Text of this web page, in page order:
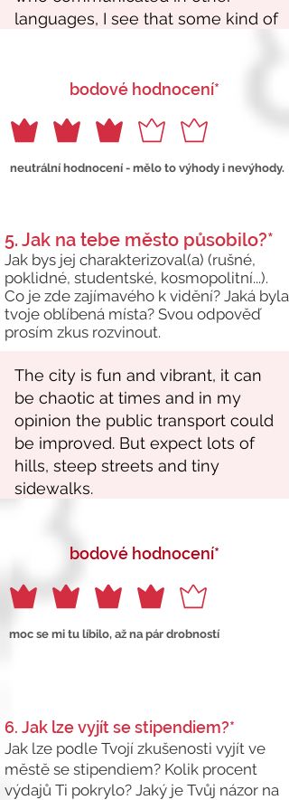
bodové hodnocení*
neutrální hodnocení - mělo to výhody i nevýhody.
5. Jak na tebe město působilo?*
Jak bys jej charakterizoval(a) (rušné,
poklidné, studentské, kosmopolitní...).
Co je zde zajímavého k vidění? Jaká byla
tvoje oblíbená místa? Svou odpověď
prosím zkus rozvinout.
bodové hodnocení*
moc se mi tu líbilo, až na pár drobností
6. Jak lze vyjít se stipendiem?*
Jak lze podle Tvojí zkušenosti vyjít ve
městě se stipendiem? Kolik procent
výdajů Ti pokrylo? Jaký je Tvůj názor na